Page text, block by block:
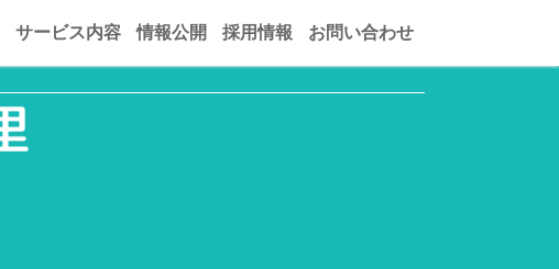
サービス内容 情報公開 採用情報 お問い合わせ